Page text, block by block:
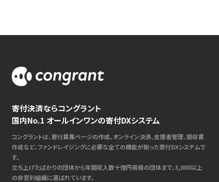
寄付決済ならコングラント
国内No.1 オールインワンの寄付DXシステム
コングラントは、寄付募集ページの作成、オンライン決済、支援者管理、領収書
作成など、ファンドレイジングに必要な全ての機能が揃った寄付DXシステムで
す。
立ち上げたばかりの団体から年間収入数十億円規模の団体まで、3,000以上
の非営利組織に選ばれています。